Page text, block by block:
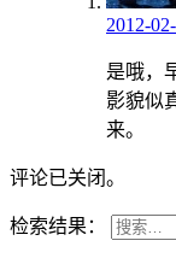
2012-
是哦，
影貌似
来。
评论已关闭。
检索结果：